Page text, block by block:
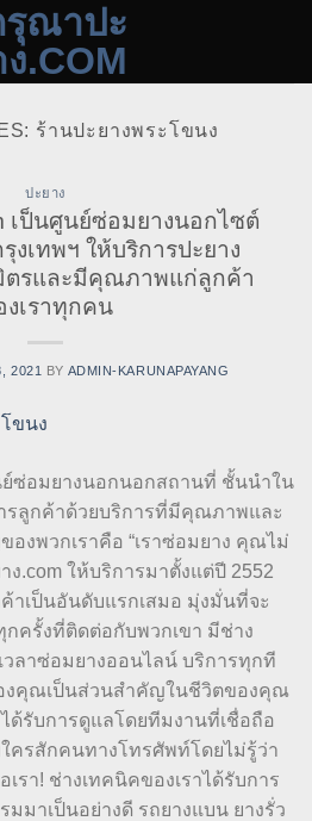
ร้านปะยางพระโขนง
ปะยาง
เป็นศูนย์ซ่อมยางนอกไซต์
งเทพฯ ให้บริการปะยาง
ตรและมีคุณภาพแก่ลูกค้า
งเราทุกคน
2021 BY ADMIN-KARUNAPAYANG
ย์ซ่อมยางนอกนอกสถานที่ ชั้นนำใน
รลูกค้าด้วยบริการที่มีคุณภาพและ
งพวกเราคือ “เราซ่อมยาง คุณไม่
ง.com ให้บริการมาตั้งแต่ปี 2552
เป็นอันดับแรกเสมอ มุ่งมั่นที่จะ
ครั้งที่ติดต่อกับพวกเขา มีช่าง
ลาซ่อมยางออนไลน์ บริการทุกที
งคุณเป็นส่วนสำคัญในชีวิตของคุณ
ด้รับการดูแลโดยทีมงานที่เชื่อถือ
ครสักคนทางโทรศัพท์โดยไม่รู้ว่า
เรา! ช่างเทคนิคของเราได้รับการ
มาเป็นอย่างดี รถยางแบน ยางรั่ว